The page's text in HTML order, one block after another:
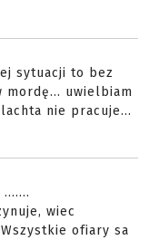
sytuacji to bez
mordę... uwielbiam
nie pracuje...
wiec
ofiary sa